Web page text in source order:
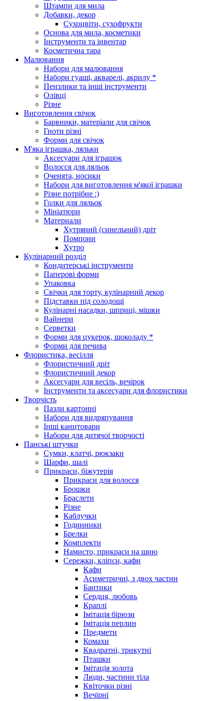
Штампи для мила
Добавки, декор
Сухоцвіти, сухофрукти
Основа для мила, косметики
Інструменти та інвентар
Косметична тара
Малювання
Набори для малювання
Набори гуаші, акварелі, акрилу *
Пензлики та інші інструменти
Олівці
Різне
Виготовлення свічок
Барвники, матеріали для свічок
Гноти різні
Форми для свічок
М'яка іграшка, ляльки
Аксесуари для іграшок
Волосся для ляльок
Оченята, носики
Набори для виготовлення м'якої іграшки
Різне потрібне :)
Голки для ляльок
Мініатюри
Материали
Хутряний (синельний) дріт
Помпони
Хутро
Кулінарний розділ
Кондитерські інструменти
Паперові форми
Упаковка
Свічки для торту, кулінарний декор
Підставки під солодощі
Кулінарні насадки, шприці, мішки
Вайнери
Серветки
Форми для цукерок, шоколаду *
Форми для печива
Флористика, весілля
Флористичний дріт
Флористичний декор
Аксесуари для весіль, вечірок
Інструменти та аксесуари для флористики
Творчість
Пазли картонні
Набори для видряпування
Інші канцтовари
Набори для дитячої творчості
Панські штучки
Сумки, клатчі, рюкзаки
Шарфи, шалі
Прикраси, біжутерія
Прикраси для волосся
Брошки
Браслети
Різне
Каблучки
Годинники
Брелки
Комплекти
Намисто, прикраси на шию
Сережки, кліпси, кафи
Кафи
Асиметричні, з двох частин
Бантики
Сердця, любовь
Краплі
Імітація бірюзи
Імітація перлин
Предмети
Комахи
Квадратні, трикутні
Пташки
Імітація золота
Люди, частини тіла
Квіточки різні
Вечірні